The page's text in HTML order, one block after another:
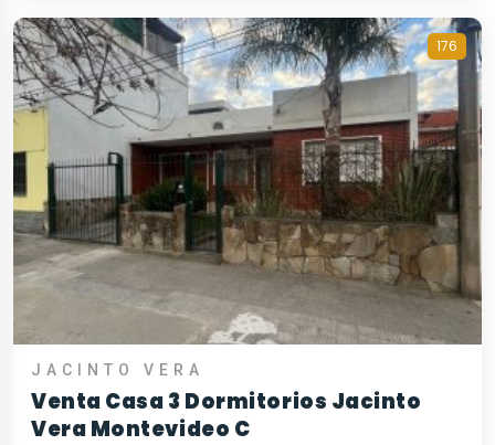
176
JACINTO VERA
Venta Casa 3 Dormitorios Jacinto
Vera Montevideo C